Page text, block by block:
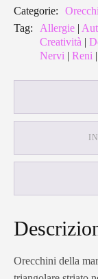
Categorie:
Tag:
Allergie
Creatività
Nervi
Reni
Orecchini della